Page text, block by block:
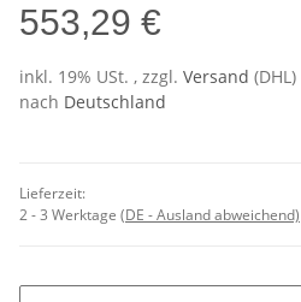
553,29 €
inkl. 19% USt. , zzgl. Versand (DHL)
nach Deutschland
Lieferzeit:
2 - 3 Werktage (DE - Ausland abweichend)